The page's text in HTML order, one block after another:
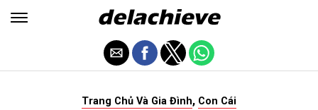
Trang Chủ Và Gia Đình, Con Cái